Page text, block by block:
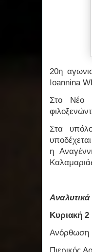
20η
Ioannina
Στο Νέο
Στα
η
Κυριακή
Ανόρθωση